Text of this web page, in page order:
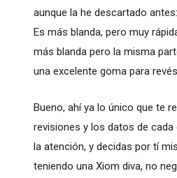
aunque la he descartado antes:
Es más blanda, pero muy
más blanda pero la misma
una excelente goma para
Bueno, ahí ya lo único que te
revisiones y los datos de
la atención, y decidas por tí
teniendo una Xiom diva, no